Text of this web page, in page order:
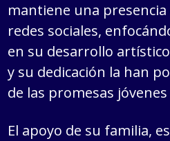
mantiene una
redes sociales,
en su desarrollo
y su dedicación la han
de las promesas
El apoyo de su familia,